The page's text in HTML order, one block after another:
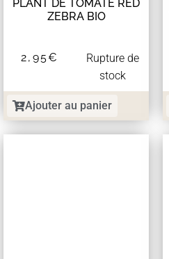
PLANT DE TOMATE RED
ZEBRA BIO
2,95€
Rupture de
stock
Ajouter au panier